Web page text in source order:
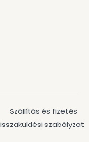
Szállítás és fizetés
szabályzat